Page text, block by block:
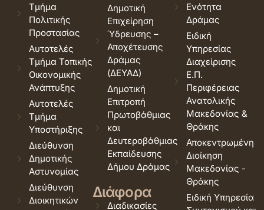
Τμήμα
Πολιτικής
Προστασίας
Αυτοτελές
Τμήμα Τοπικής
Οικονομικής
Ανάπτυξης
Αυτοτελές
Τμήμα
Υποστήριξης
Διεύθυνση
Δημοτικής
Αστυνομίας
Διεύθυνση
Διοικητικών
Δημοτική
Επιχείρηση
Ύδρευσης –
Αποχέτευσης
Δράμας
(ΔΕΥΑΔ)
Δημοτική
Επιτροπή
Πρωτοβάθμιας
και
Δευτεροβάθμιας
Εκπαίδευσης
Δήμου Δράμας
Διάφορα
Διαδικασίες
Ενότητα
Δράμας
Ειδική
Υπηρεσίας
Διαχείρισης
Ε.Π.
Περιφέρειας
Ανατολικής
Μακεδονίας &
Θράκης
Αποκεντρωμένη
Διοίκηση
Μακεδονίας -
Θράκης
Ειδική Υπηρεσία